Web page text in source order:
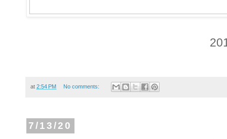
at 2:54 PM No comments:
7/13/20